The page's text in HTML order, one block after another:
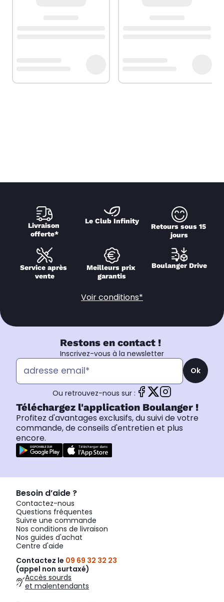
Livraison
offerte*
Le Club Infinity
Retours sous 15
jours
Service après
vente
Meilleurs prix
garantis
Boulanger Drive
Voir conditions*
Restons en contact !
Inscrivez-vous à la newsletter
Ok
Ou retrouvez-nous sur :
Téléchargez l'application Boulanger !
Profitez d'avantages exclusifs, du suivi de votre
commande, de conseils d'entretien et plus
encore.
Besoin d’aide ?
Contactez-nous
Questions fréquentes
Suivre une commande
Nos conditions de livraison
Nos guides d'achat
Centre d'aide
Contactez le 09 69 32 32 23
(appel non surtaxé)
Accès sourds
et malentendants